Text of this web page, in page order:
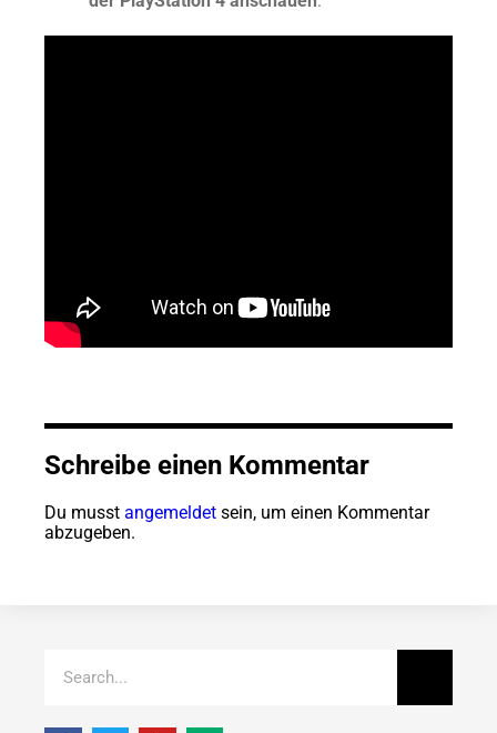
Schreibe einen Kommentar
Du musst angemeldet sein, um einen Kommentar
abzugeben.